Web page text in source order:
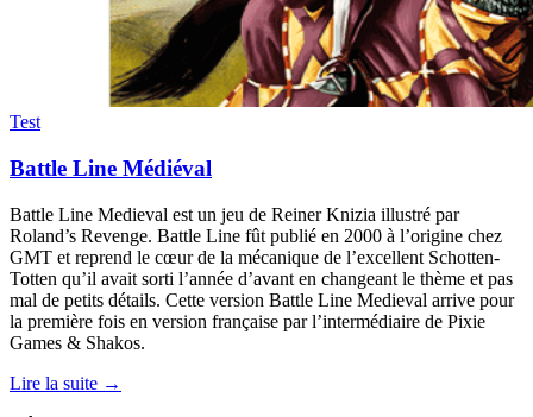
Test
Battle Line Médiéval
Battle Line Medieval est un jeu de Reiner Knizia illustré par
Roland’s Revenge. Battle Line fût publié en 2000 à l’origine chez
GMT et reprend le cœur de la mécanique de l’excellent Schotten-
Totten qu’il avait sorti l’année d’avant en changeant le thème et pas
mal de petits détails. Cette version Battle Line Medieval arrive pour
la première fois en version française par l’intermédiaire de Pixie
Games & Shakos.
Lire la suite →